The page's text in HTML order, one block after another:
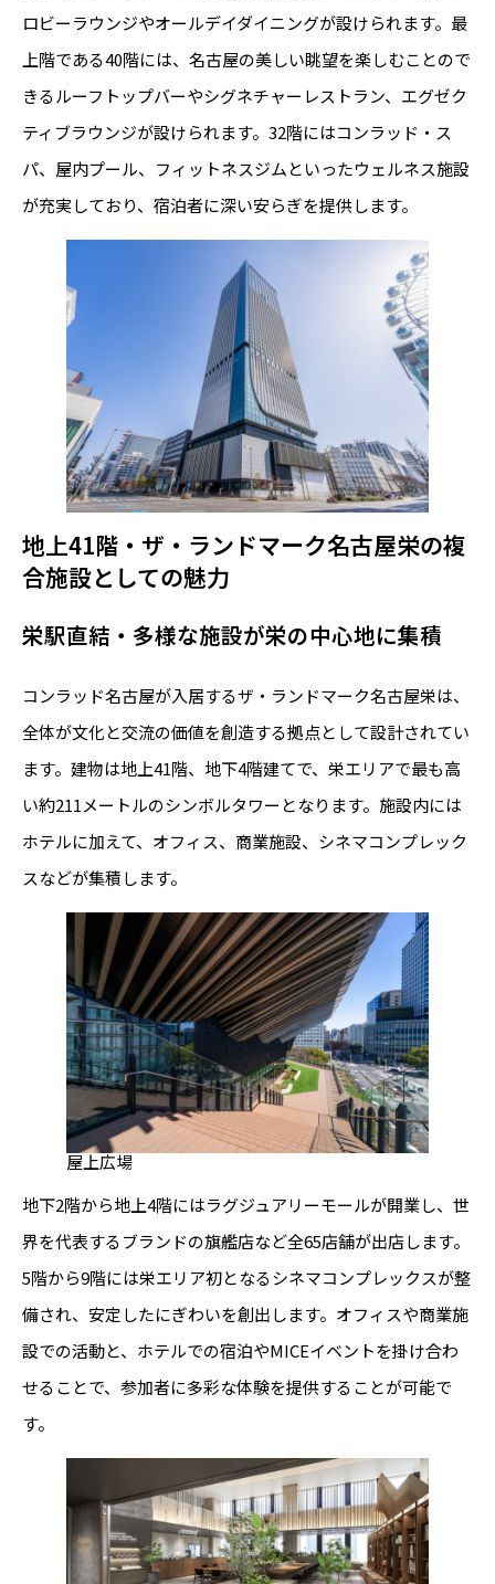
ロビーラウンジやオールデイダイニングが設けられます。最
上階である40階には、名古屋の美しい眺望を楽しむことので
きるルーフトップバーやシグネチャーレストラン、エグゼク
ティブラウンジが設けられます。32階にはコンラッド・ス
パ、屋内プール、フィットネスジムといったウェルネス施設
が充実しており、宿泊者に深い安らぎを提供します。
地上41階・ザ・ランドマーク名古屋栄の複
合施設としての魅力
栄駅直結・多様な施設が栄の中心地に集積
コンラッド名古屋が入居するザ・ランドマーク名古屋栄は、
全体が文化と交流の価値を創造する拠点として設計されてい
ます。建物は地上41階、地下4階建てで、栄エリアで最も高
い約211メートルのシンボルタワーとなります。施設内には
ホテルに加えて、オフィス、商業施設、シネマコンプレック
スなどが集積します。
屋上広場
地下2階から地上4階にはラグジュアリーモールが開業し、世
界を代表するブランドの旗艦店など全65店舗が出店します。
5階から9階には栄エリア初となるシネマコンプレックスが整
備され、安定したにぎわいを創出します。オフィスや商業施
設での活動と、ホテルでの宿泊やMICEイベントを掛け合わ
せることで、参加者に多彩な体験を提供することが可能で
す。